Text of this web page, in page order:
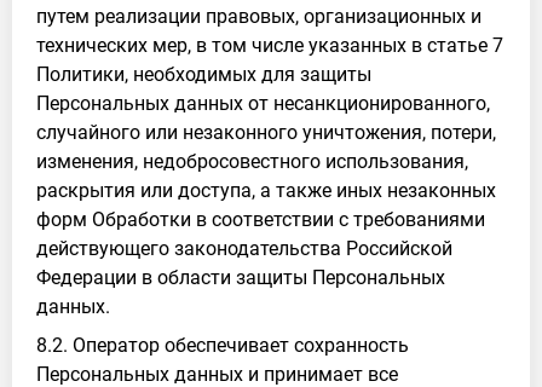
путем реализации правовых, организационных и
технических мер, в том числе указанных в статье 7
Политики, необходимых для защиты
Персональных данных от несанкционированного,
случайного или незаконного уничтожения, потери,
изменения, недобросовестного использования,
раскрытия или доступа, а также иных незаконных
форм Обработки в соответствии с требованиями
действующего законодательства Российской
Федерации в области защиты Персональных
данных.
8.2. Оператор обеспечивает сохранность
Персональных данных и принимает все